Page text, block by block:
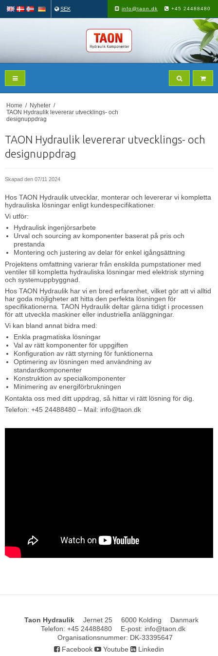
SEK info@taon.dk +45 24488480
Home / Nyheter /
TAON Hydraulik levererar utvecklings- och
designuppdrag
TAON Hydraulik levererar utvecklings- och
designuppdrag
Skapad den 07/11 2024
Hos TAON Hydraulik utvecklar, monterar och levererar vi kompletta
hydrauliska lösningar enligt kundespecifikationer.
Vi utför:
Hydraulisk ingenjörsarbete
Urval och sourcing av komponenter baserat på pris och
prestanda
Montering och justering av delar för enkel igångsättning
Projektens omfattning varierar från enskilda pumpstationer med
ventiler till kompletta hydrauliska lösningar med elektrisk styrning
och systemuppbyggnad.
Hos TAON Hydraulik har vi en bred erfarenhet, vilket gör att vi alltid
har goda möjligheter att hitta den perfekta lösningen för
specifikationerna. TAON Hydraulik deltar gärna tidigt i processen
för att utveckla maskiner eller industriella anläggningar.
Vi kan bland annat bidra med:
Enkla pragmatiska lösningar
Val av rätt komponenter för uppgiften
Konfiguration av rätt styrning för funktionerna
Optimering av lösningen med användning av
standardkomponenter
Konstruktion av specialkomponenter
Minimering av energiförbrukningen
Kontakta oss med ditt uppdrag, så hittar vi rätt lösning för dig.
Telefon: +45 24488480 – Mail: info@taon.dk
Taon Hydraulik Jernet 25 6000 Kolding
Danmark
Telefon: +45 24488480 E-post: info@taon.dk
Organisationsnummer: DK-33395647
Facebook
Youtube Linkedin